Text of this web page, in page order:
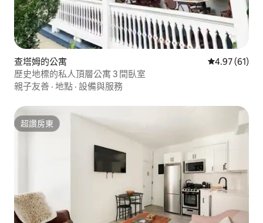
查塔姆的公寓 從 61 則評價
4.97 (61)
歷史地標的私人頂層公寓 3 間臥室
親子友善 · 地點 · 設備與服務
超讚房東
超讚房東